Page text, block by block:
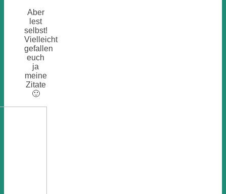
Aber
lest
selbst!
Vielleicht
gefallen
euch
ja
meine
Zitate
🙂